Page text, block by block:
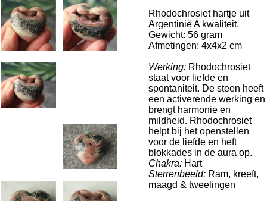
Rhodochrosiet hartje uit
Argentinië A kwaliteit.
Gewicht: 56 gram
Afmetingen: 4x4x2 cm
Werking: Rhodochrosiet
staat voor liefde en
spontaniteit. De steen heeft
een activerende werking en
brengt harmonie en
mildheid. Rhodochrosiet
helpt bij het openstellen
voor de liefde en heft
blokkades in de aura op.
Chakra: Hart
Sterrenbeeld: Ram, kreeft,
maagd & tweelingen